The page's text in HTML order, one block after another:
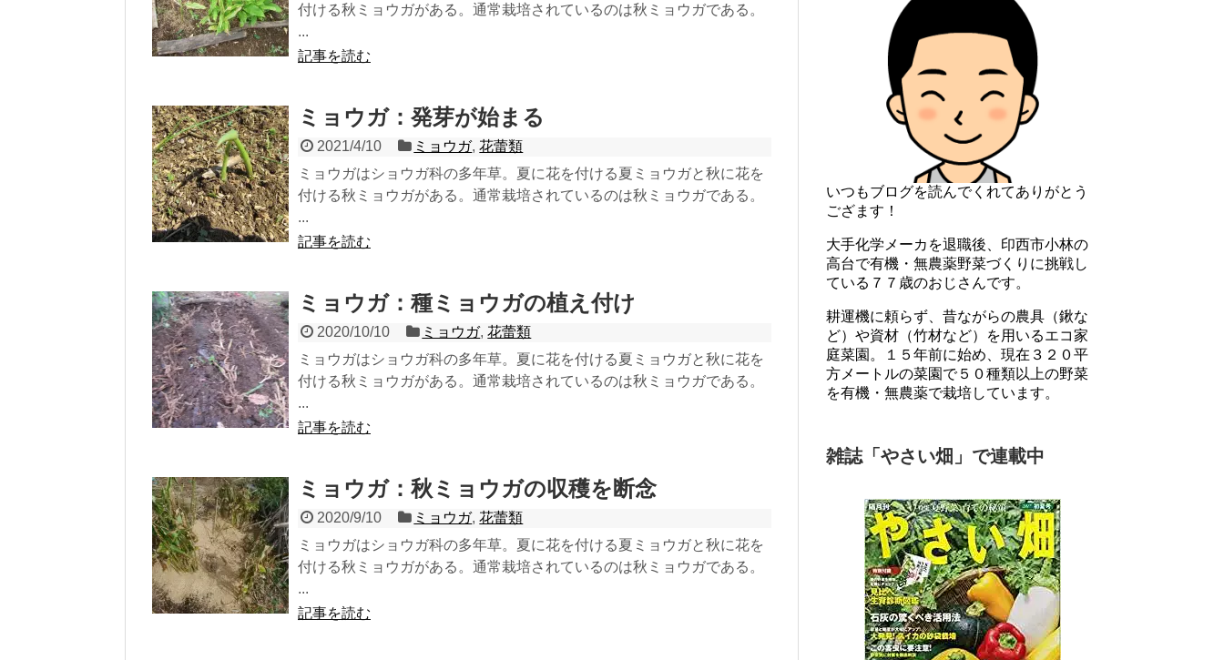
付ける秋ミョウガがある。通常栽培されているのは秋ミョウガである。
...
記事を読む
ミョウガ：発芽が始まる
2021/4/10 ミョウガ,花蕾類
ミョウガはショウガ科の多年草。夏に花を付ける夏ミョウガと秋に花を
付ける秋ミョウガがある。通常栽培されているのは秋ミョウガである。
...
記事を読む
ミョウガ：種ミョウガの植え付け
2020/10/10 ミョウガ,花蕾類
ミョウガはショウガ科の多年草。夏に花を付ける夏ミョウガと秋に花を
付ける秋ミョウガがある。通常栽培されているのは秋ミョウガである。
...
記事を読む
ミョウガ：秋ミョウガの収穫を断念
2020/9/10 ミョウガ,花蕾類
ミョウガはショウガ科の多年草。夏に花を付ける夏ミョウガと秋に花を
付ける秋ミョウガがある。通常栽培されているのは秋ミョウガである。
...
記事を読む
いつもブログを読んでくれてありがとう
ござます！
大手化学メーカを退職後、印西市小林の
高台で有機・無農薬野菜づくりに挑戦し
ている７７歳のおじさんです。
耕運機に頼らず、昔ながらの農具（鍬な
ど）や資材（竹材など）を用いるエコ家
庭菜園。１５年前に始め、現在３２０平
方メートルの菜園で５０種類以上の野菜
を有機・無農薬で栽培しています。
雑誌「やさい畑」で連載中